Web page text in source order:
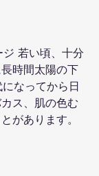
若い頃、十分
時間太陽の下
なってから日
ス、肌の色む
があります。